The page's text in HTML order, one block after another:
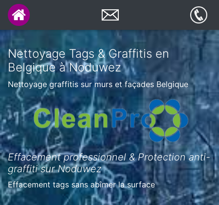
Nettoyage Tags & Graffitis en
Belgique à Noduwez
Nettoyage graffitis sur murs et façades Belgique
Effacement professionnel & Protection anti-
graffiti sur Noduwez
Effacement tags sans abîmer la surface